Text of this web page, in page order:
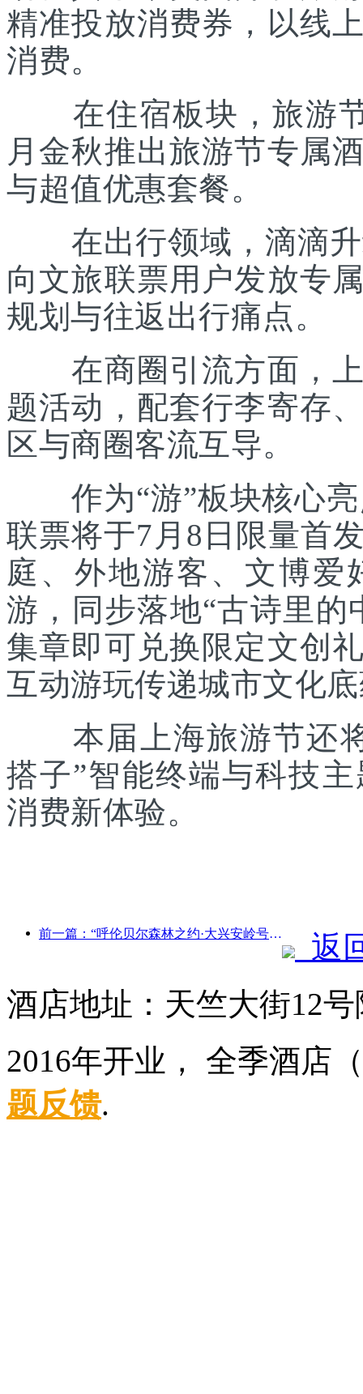
精准投放消费券，以线
消费。
在住宿板块，旅游节
月金秋推出旅游节专属
与超值优惠套餐。
在出行领域，滴滴升
向文旅联票用户发放专
规划与往返出行痛点。
在商圈引流方面，上
题活动，配套行李寄存
区与商圈客流互导。
作为“游”板块核心亮
联票将于7月8日限量首
庭、外地游客、文博爱
游，同步落地“古诗里
集章即可兑换限定文创
互动游玩传递城市文化
本届上海旅游节还将
搭子”智能终端与科技
消费新体验。
前一篇：“呼伦贝尔森林之约·大兴安岭号--星光列车·天翼之旅”旅游专列首发
返
酒店地址：天竺大街12
2016年开业， 全季酒
题反馈.